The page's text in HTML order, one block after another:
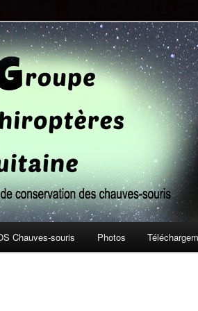
Aquitaine
et de conservation des chauves-souris
Chauves-souris Photos